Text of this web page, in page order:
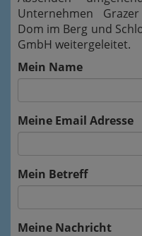
Unternehmen
Dom im Berg und
GmbH weitergeleitet.
Mein Name
Meine Email Adresse
Mein Betreff
Meine Nachricht